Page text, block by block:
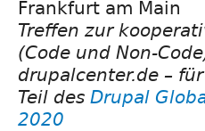
Frankfurt am Main
Treffen zur
(Code und Non-
drupalcenter.de –
Teil des Drupal
2020